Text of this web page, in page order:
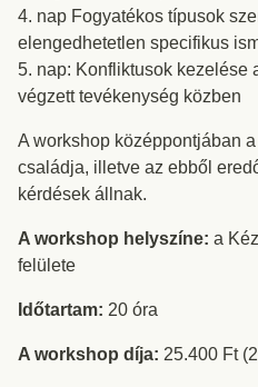
4. nap Fogyatékos típusok
elengedhetetlen specifikus
5. nap: Konfliktusok kezelése
végzett tevékenység közben
A workshop középpontjában
családja, illetve az ebből
kérdések állnak.
A workshop helyszíne: a
felülete
Időtartam: 20 óra
A workshop díja: 25.400 Ft